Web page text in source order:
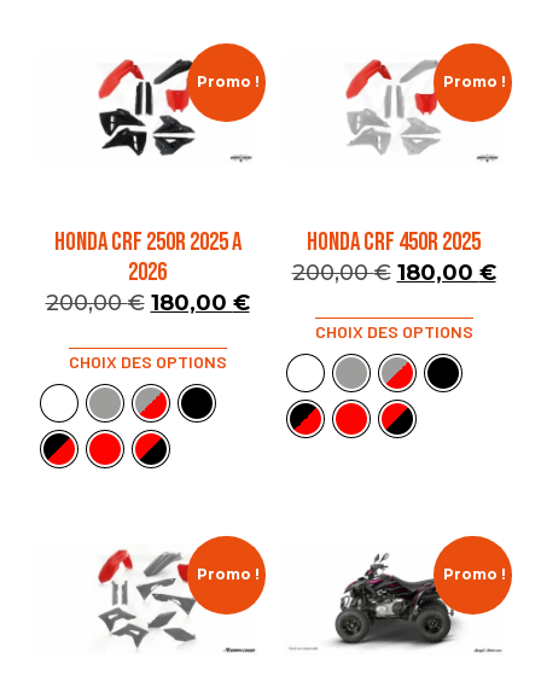
Promo !
HONDA CRF 250R 2025 A
2026
200,00€ 180,00 €
CHOIX DES OPTIONS
Promo !
HONDA CRF 450R 2025
200,00€ 180,00 €
CHOIX DES OPTIONS
Promo ! Promo !